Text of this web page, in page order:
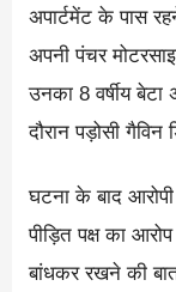
अपार्टमेंट के पास
अपनी पंचर
उनका 8 वर्षीय बेटा
दौरान पड़ोसी
घटना के बाद
पीड़ित पक्ष का
बांधकर रखने की